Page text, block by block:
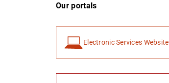
Our portals
Electronic Services Website